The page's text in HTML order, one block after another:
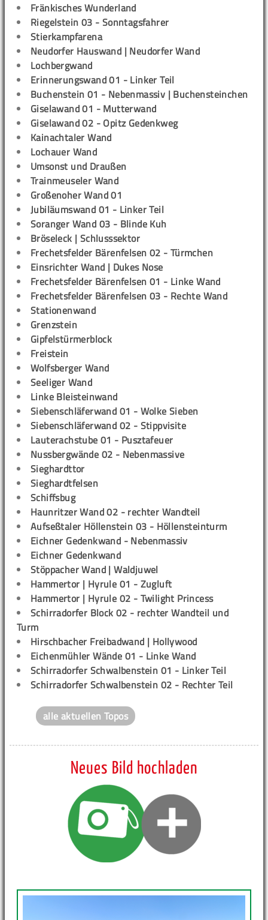
Fränkisches Wunderland
Riegelstein 03 - Sonntagsfahrer
Stierkampfarena
Neudorfer Hauswand | Neudorfer Wand
Lochbergwand
Erinnerungswand 01 - Linker Teil
Buchenstein 01 - Nebenmassiv | Buchensteinchen
Giselawand 01 - Mutterwand
Giselawand 02 - Opitz Gedenkweg
Kainachtaler Wand
Lochauer Wand
Umsonst und Draußen
Trainmeuseler Wand
Großenoher Wand 01
Jubiläumswand 01 - Linker Teil
Soranger Wand 03 - Blinde Kuh
Bröseleck | Schlusssektor
Frechetsfelder Bärenfelsen 02 - Türmchen
Einsrichter Wand | Dukes Nose
Frechetsfelder Bärenfelsen 01 - Linke Wand
Frechetsfelder Bärenfelsen 03 - Rechte Wand
Stationenwand
Grenzstein
Gipfelstürmerblock
Freistein
Wolfsberger Wand
Seeliger Wand
Linke Bleisteinwand
Siebenschläferwand 01 - Wolke Sieben
Siebenschläferwand 02 - Stippvisite
Lauterachstube 01 - Pusztafeuer
Nussbergwände 02 - Nebenmassive
Sieghardttor
Sieghardtfelsen
Schiffsbug
Haunritzer Wand 02 - rechter Wandteil
Aufseßtaler Höllenstein 03 - Höllensteinturm
Eichner Gedenkwand - Nebenmassiv
Eichner Gedenkwand
Stöppacher Wand | Waldjuwel
Hammertor | Hyrule 01 - Zugluft
Hammertor | Hyrule 02 - Twilight Princess
Schirradorfer Block 02 - rechter Wandteil und
Turm
Hirschbacher Freibadwand | Hollywood
Eichenmühler Wände 01 - Linke Wand
Schirradorfer Schwalbenstein 01 - Linker Teil
Schirradorfer Schwalbenstein 02 - Rechter Teil
alle aktuellen Topos
Neues Bild hochladen